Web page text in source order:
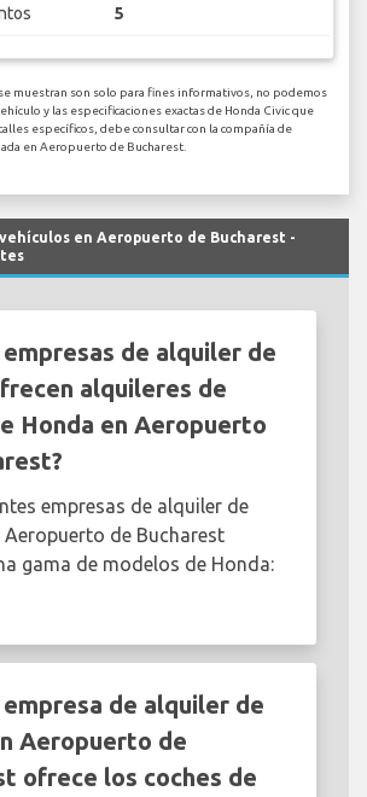
5
muestran son solo para fines informativos, no podemos
y las especificaciones exactas de Honda Civic que
específicos, debe consultar con la compañía de
en Aeropuerto de Bucharest.
en Aeropuerto de Bucharest -
empresas de alquiler de
alquileres de
Honda en Aeropuerto
empresas de alquiler de
Aeropuerto de Bucharest
gama de modelos de Honda:
empresa de alquiler de
Aeropuerto de
ofrece los coches de